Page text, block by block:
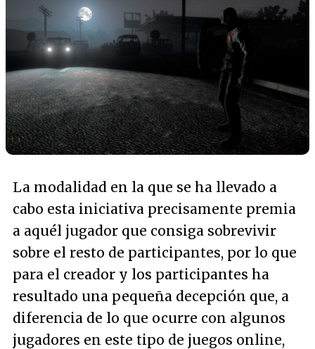
La modalidad en la que se ha llevado a
cabo esta iniciativa precisamente premia
a aquél jugador que consiga sobrevivir
sobre el resto de participantes, por lo que
para el creador y los participantes ha
resultado una pequeña decepción que, a
diferencia de lo que ocurre con algunos
jugadores en este tipo de juegos online,